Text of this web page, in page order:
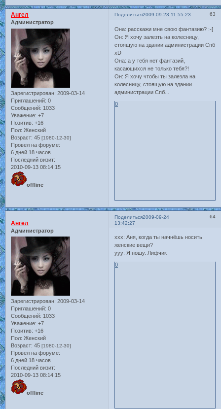
Поделиться 63
2009-09-23 11:55:23
Ангел
Администратор
Зарегистрирован: 2009-03-14
Приглашений: 0
Сообщений: 1033
Уважение: +7
Позитив: +16
Пол: Женский
Возраст: 45 [1980-12-30]
Провел на форуме:
6 дней 18 часов
Последний визит:
2010-09-13 08:14:15
offline
Она: расскажи мне свою фантазию? :-[
Он: Я хочу залезть на колесницу,
стоящую на здании администрации Спб
xD
Она: а у тебя нет фантазий,
касающихся не только тебя?!
Он: Я хочу чтобы ты залезла на
колесницу, стоящую на здании
администрации Спб...
0
Поделиться 64
2009-09-24
13:42:27
Ангел
Администратор
Зарегистрирован: 2009-03-14
Приглашений: 0
Сообщений: 1033
Уважение: +7
Позитив: +16
Пол: Женский
Возраст: 45 [1980-12-30]
Провел на форуме:
6 дней 18 часов
Последний визит:
2010-09-13 08:14:15
offline
ххх: Аня, когда ты начнёшь носить
женские вещи?
ууу: Я ношу. Лифчик
0